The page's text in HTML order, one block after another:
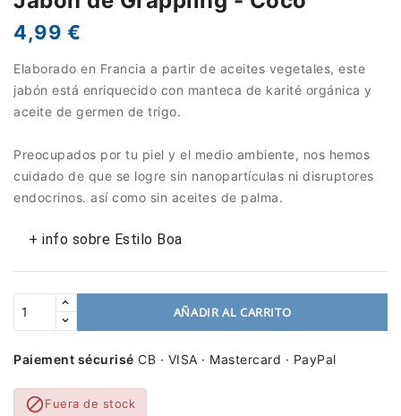
4,99 €
Elaborado en Francia a partir de aceites vegetales, este
jabón está enriquecido con manteca de karité orgánica y
aceite de germen de trigo.
Preocupados por tu piel y el medio ambiente, nos hemos
cuidado de que se logre sin nanopartículas ni disruptores
endocrinos. así como sin aceites de palma.
+ info sobre Estilo Boa
AÑADIR AL CARRITO
Paiement sécurisé CB · VISA · Mastercard · PayPal
Fuera de stock